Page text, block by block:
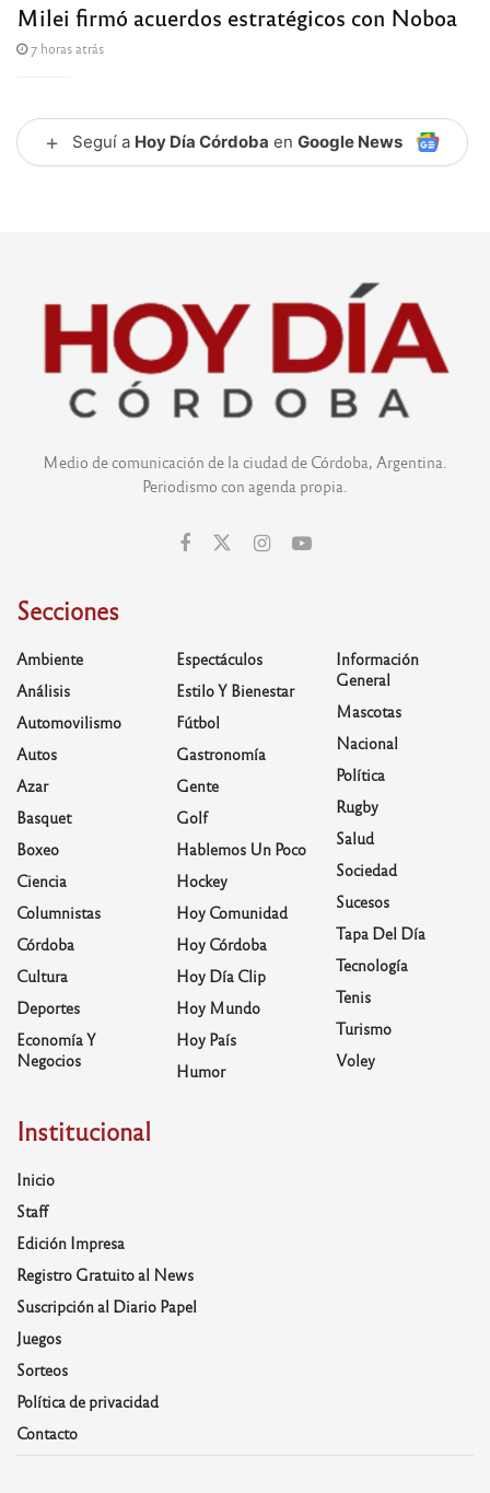
Milei firmó acuerdos estratégicos con Noboa
7 horas atrás
+ Seguí a Hoy Día Córdoba en Google News
Medio de comunicación de la ciudad de Córdoba, Argentina.
Periodismo con agenda propia.
Secciones
Ambiente
Análisis
Automovilismo
Autos
Azar
Basquet
Boxeo
Ciencia
Columnistas
Córdoba
Cultura
Deportes
Economía Y
Negocios
Espectáculos
Estilo Y Bienestar
Fútbol
Gastronomía
Gente
Golf
Hablemos Un Poco
Hockey
Hoy Comunidad
Hoy Córdoba
Hoy Día Clip
Hoy Mundo
Hoy País
Humor
Información
General
Mascotas
Nacional
Política
Rugby
Salud
Sociedad
Sucesos
Tapa Del Día
Tecnología
Tenis
Turismo
Voley
Institucional
Inicio
Staff
Edición Impresa
Registro Gratuito al News
Suscripción al Diario Papel
Juegos
Sorteos
Política de privacidad
Contacto